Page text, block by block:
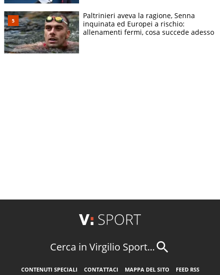
Paltrinieri aveva la ragione, Senna
inquinata ed Europei a rischio:
allenamenti fermi, cosa succede adesso
Cerca in Virgilio Sport...
CONTENUTI SPECIALI CONTATTACI MAPPA DEL SITO FEED RSS